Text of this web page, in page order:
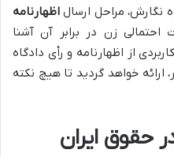
نگارش، مراحل ارسال اظهارنامه
زن در برابر آن آشنا
از اظهارنامه و رأی دادگاه
خواهد گردید تا هیچ نکته
حقوق ایران